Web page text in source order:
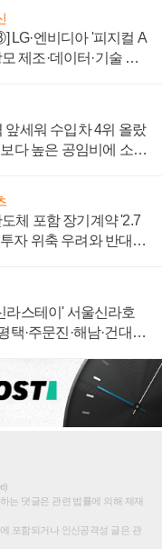
LG·엔비디아 '피지컬 A
제조·데이터·기술 결
앞세워 수입차 4위 올랐
다 높은 공임비에 소비
체 포함 장기계약 '2.7
자 위축 우려와 반대
라스테이' 서울신라호
택·주문진·해남·건대로
는 댓글은 관련 법률에 의해 제재
포함되거나 인신공격성 글은 관